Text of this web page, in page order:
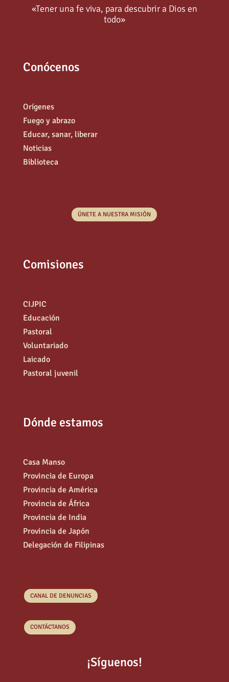
«Tener una fe viva, para descubrir a Dios en
todo»
Conócenos
Orígenes
Fuego y abrazo
Educar, sanar, liberar
Noticias
Biblioteca
ÚNETE A NUESTRA MISIÓN
Comisiones
CIJPIC
Educación
Pastoral
Voluntariado
Laicado
Pastoral juvenil
Dónde estamos
Casa Manso
Provincia de Europa
Provincia de América
Provincia de África
Provincia de India
Provincia de Japón
Delegación de Filipinas
CANAL DE DENUNCIAS
CONTÁCTANOS
¡Síguenos!